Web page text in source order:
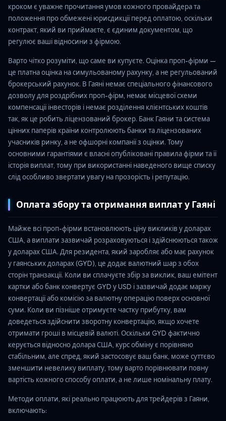
кроком є уважне прочитання умов кожного провайдера та
положення про обмежені юрисдикції перед оплатою, оскільки
контракт, який ви приймаєте, є єдиним документом, що
регулює ваші відносини з фірмою.
Варто чітко розуміти, що саме ви купуєте. Оцінка проп-фірми —
це платна оцінка на симульованому рахунку, а не регульований
брокерський рахунок. В Гаяні немає спеціального фінансового
дозволу для роздрібних проп-фірм, немає місцевої схеми
компенсації інвесторів і немає розділення клієнтських коштів
так, як це робить ліцензований брокер. Банк Гаяни та система
цінних паперів країни контролюють банки та ліцензованих
учасників ринку, а не офшорні компанії з оцінки. Тому
основними гарантіями є власні опубліковані правила фірми та її
історія виплат, тому при використанні наведеного вище списку
слід особливо звертати увагу на прозорість і репутацію.
Оплата збору та отримання виплат у Гаяні
Майже всі проп-фірми встановлюють ціну викликів у доларах
США, а виплати зазвичай розраховуються і здійснюються також
у доларах США. Для резидента, який заробляє або має рахунок
у гаянських доларах (GYD), це додає валютний шар з обох
сторін транзакції. Коли ви сплачуєте збір за виклик, ваш емітент
картки або банк конвертує GYD у USD і зазвичай додає маржу
конвертації або комісію за валютну операцію поверх основної
суми. Коли ви пізніше отримуєте частку прибутку, вам
доведеться здійснити зворотну конвертацію, якщо хочете
отримати гроші в місцевій валюті. Оскільки GYD фактично
керується відносно долара США, курс обміну є порівняно
стабільним, але спред, який застосовує ваш банк, може суттєво
зменшити невелику виплату, тому варто порівнювати повну
вартість кожного способу оплати, а не лише номінальну плату.
Методи оплати, які реально працюють для трейдерів з Гаяни,
включають: